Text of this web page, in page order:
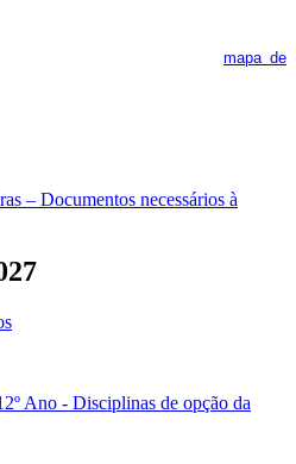
mapa de
– Documentos necessários à
Ano - Disciplinas de opção da